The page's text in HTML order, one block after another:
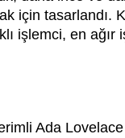
için tasarlandı.
işlemci, en
Ada